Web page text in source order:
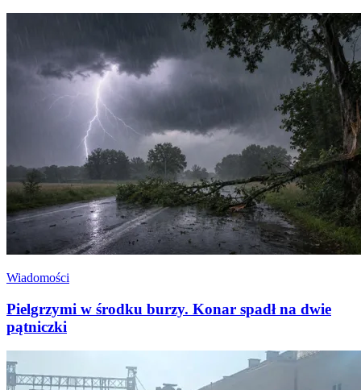
Wiadomości
Pielgrzymi w środku burzy. Konar spadł na dwie
pątniczki